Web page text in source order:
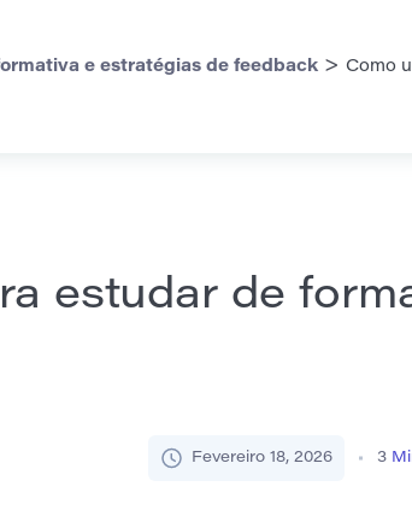
e estratégias de feedback > Como
estudar de
Fevereiro 18, 2026 3